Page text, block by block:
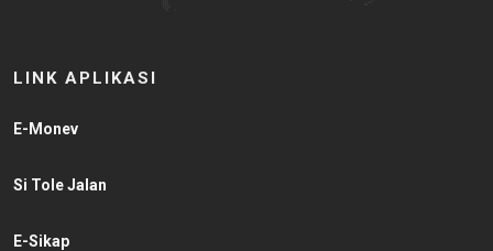
LINK APLIKASI
E-Monev
Si Tole Jalan
E-Sikap